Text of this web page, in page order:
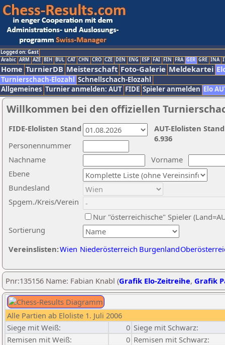
Logged on: Gast
Arabic ARM AZE BIH BUL CAT CHN CRO CZE DEN ENG ESP FAI FIN FRA GER GRE INA
Home TurnierDB Meisterschaft Foto-Galerie Meldekartei
Turnierschach-Elozahl Schnellschach-Elozahl
Allgemeines Turnier anmelden: AUT FIDE Spieler anmelden Elo
Willkommen bei den offiziellen
Nachname
Vorname
Ebene
Sortierung
Personennummer
Bundesland
Spgem./Kreis/Verein
Nur "österreichische" Spieler
Vereinslisten:Wien Niederösterreich Burgenland
AUT-Elolisten
6.936
FIDE-Elolisten Stand
Pnr:135156 Name: Fabian Knabl (Grafik Elo-Zeitreihe, Grafik
Alle Partien ab Eloliste 1. Juli 2006
Siege mit Weiß:
0 Siege mit Schwarz:
Remisen mit Weiß:
0 Remisen mit Schwarz: